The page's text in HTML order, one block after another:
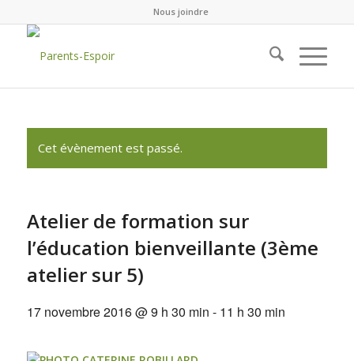
Nous joindre
Cet évènement est passé.
Atelier de formation sur
l’éducation bienveillante (3ème
atelier sur 5)
17 novembre 2016 @ 9 h 30 min - 11 h 30 min